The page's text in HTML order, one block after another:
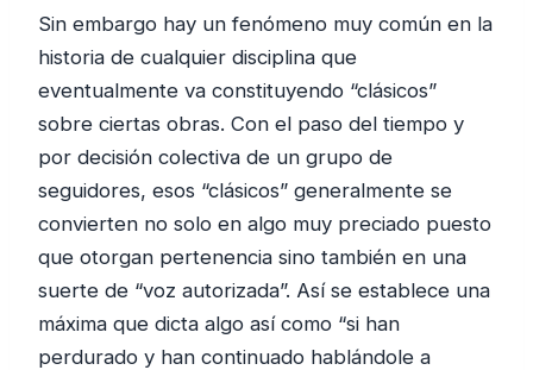
Sin embargo hay un fenómeno muy común en la
historia de cualquier disciplina que
eventualmente va constituyendo “clásicos”
sobre ciertas obras. Con el paso del tiempo y
por decisión colectiva de un grupo de
seguidores, esos “clásicos” generalmente se
convierten no solo en algo muy preciado puesto
que otorgan pertenencia sino también en una
suerte de “voz autorizada”. Así se establece una
máxima que dicta algo así como “si han
perdurado y han continuado hablándole a